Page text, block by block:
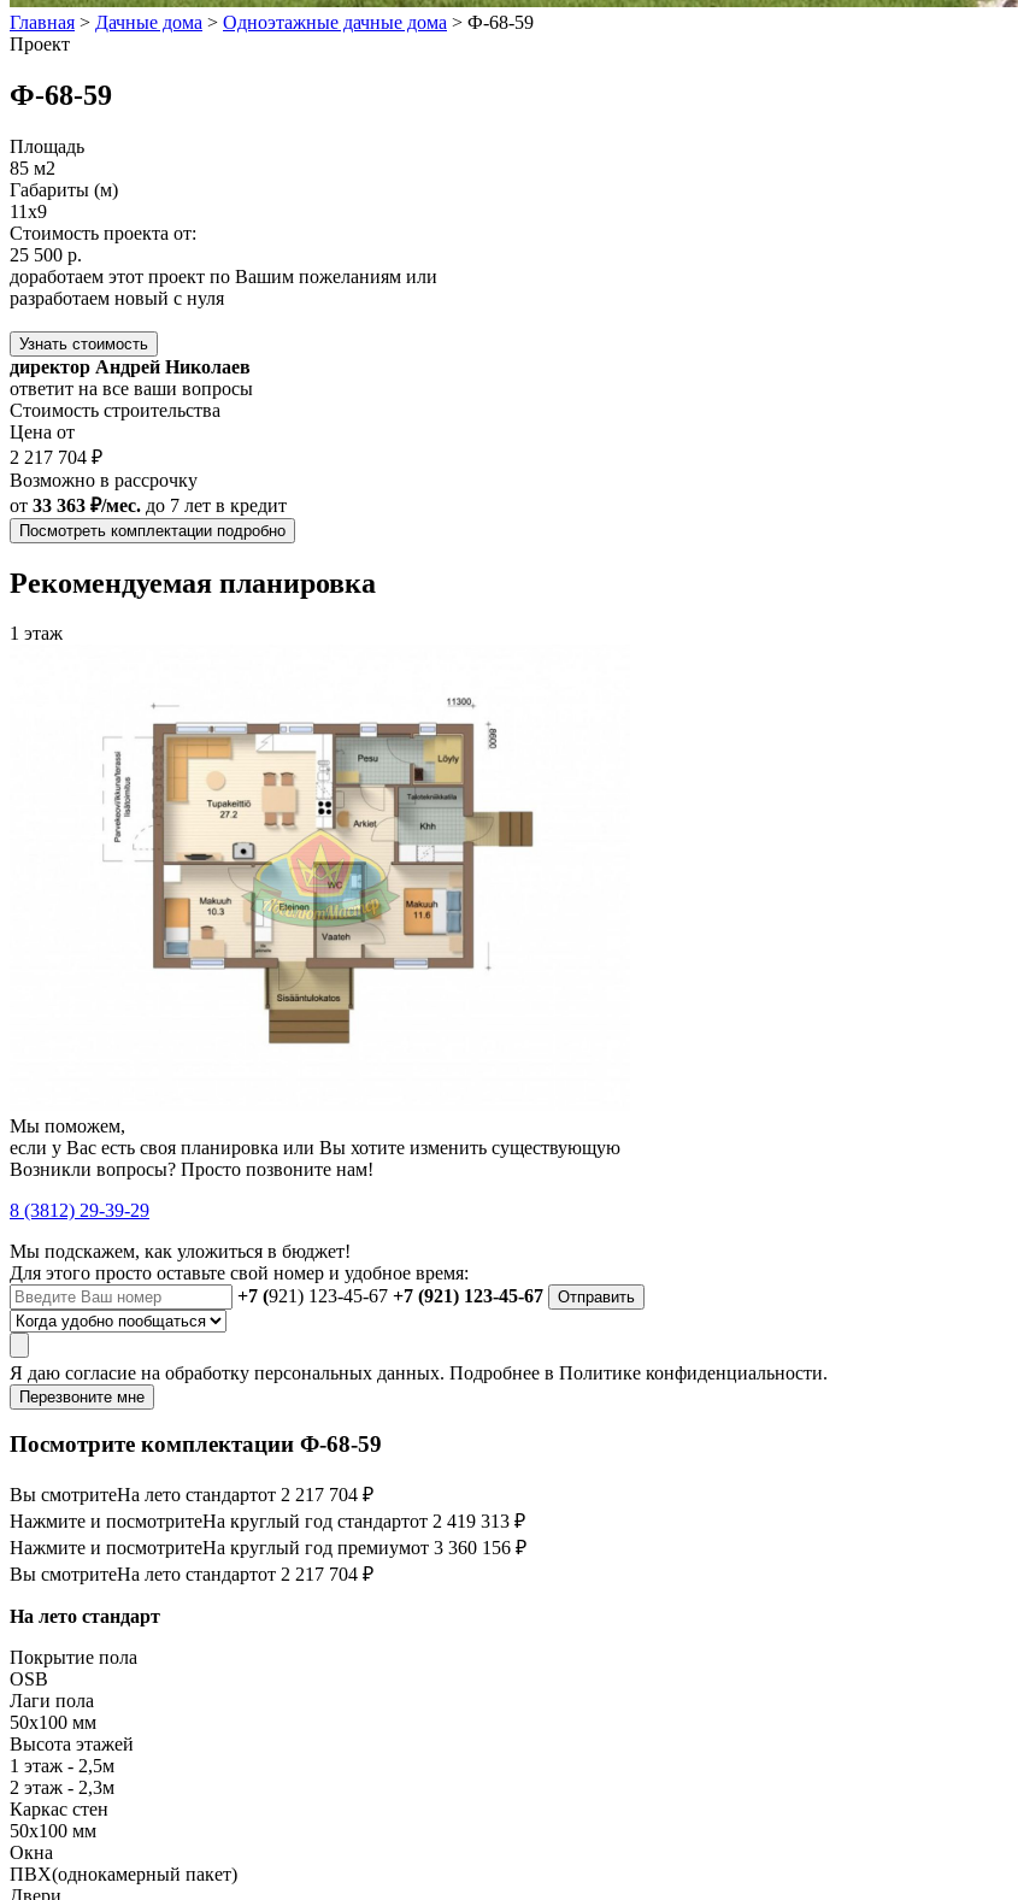
Главная > Дачные дома > Одноэтажные дачные дома > Ф-68-59
Проект
Ф-68-59
Площадь
85 м2
Габариты (м)
11x9
Стоимость проекта от:
25 500 р.
доработаем этот проект по Вашим пожеланиям или
разработаем новый с нуля
Узнать стоимость
директор Андрей Николаев
ответит на все ваши вопросы
Стоимость строительства
Цена от
2 217 704 ₽
Возможно в рассрочку
от 33 363 ₽/мес. до 7 лет в кредит
Посмотреть комплектации подробно
Рекомендуемая планировка
1 этаж
Мы поможем,
если у Вас есть своя планировка или Вы хотите изменить существующую
Возникли вопросы? Просто позвоните нам!
8 (3812) 29-39-29
Мы подскажем, как уложиться в бюджет!
Для этого просто оставьте свой номер и удобное время:
+7 (921) 123-45-67 +7 (921) 123-45-67 Отправить
Я даю согласие на обработку персональных данных. Подробнее в Политике конфиденциальности.
Перезвоните мне
Посмотрите комплектации Ф-68-59
Вы смотритеНа лето стандартот 2 217 704 ₽
Нажмите и посмотритеНа круглый год стандартот 2 419 313 ₽
Нажмите и посмотритеНа круглый год премиумот 3 360 156 ₽
Вы смотритеНа лето стандартот 2 217 704 ₽
На лето стандарт
Покрытие пола
OSB
Лаги пола
50х100 мм
Высота этажей
1 этаж - 2,5м
2 этаж - 2,3м
Каркас стен
50х100 мм
Окна
ПВХ(однокамерный пакет)